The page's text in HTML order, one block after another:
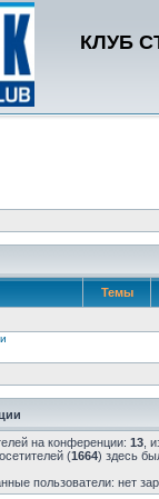
КЛУБ
Темы
на конференции: 13 ,
(1664) здесь
пользователи: нет